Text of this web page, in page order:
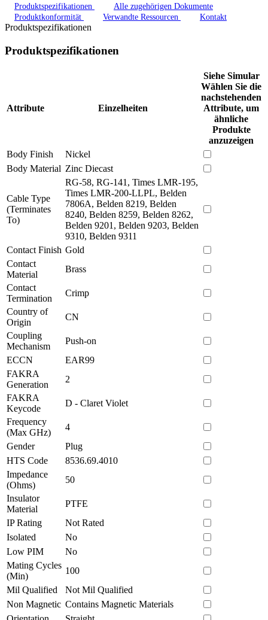
Produktspezifikationen
Alle zugehörigen Dokumente
Produktkonformität
Verwandte Ressourcen Kontakt
Produktspezifikationen
Produktspezifikationen
Attribute Einzelheiten
Siehe Simular
Wählen Sie die
nachstehenden
Attribute, um
ähnliche
Produkte
anzuzeigen
Body Finish
Nickel
Body Material Zinc Diecast
Cable Type
(Terminates
To)
RG-58, RG-141, Times LMR-195,
Times LMR-200-LLPL, Belden
7806A, Belden 8219, Belden
8240, Belden 8259, Belden 8262,
Belden 9201, Belden 9203, Belden
9310, Belden 9311
Contact Finish Gold
Contact
Material
Brass
Contact
Termination
Crimp
Country of
Origin
CN
Coupling
Mechanism
Push-on
ECCN
EAR99
FAKRA
Generation
2
FAKRA
Keycode
D - Claret Violet
Frequency
(Max GHz)
4
Gender
Plug
HTS Code
8536.69.4010
Impedance
(Ohms)
50
Insulator
Material
PTFE
IP Rating
Not Rated
Isolated
No
Low PIM
No
Mating Cycles
(Min)
100
Mil Qualified
Not Mil Qualified
Non Magnetic Contains Magnetic Materials